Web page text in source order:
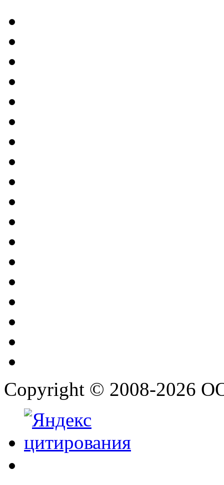
Copyright © 2008-2026